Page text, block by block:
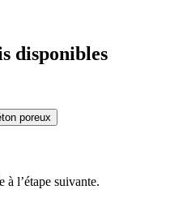
disponibles
poreux
à l’étape suivante.